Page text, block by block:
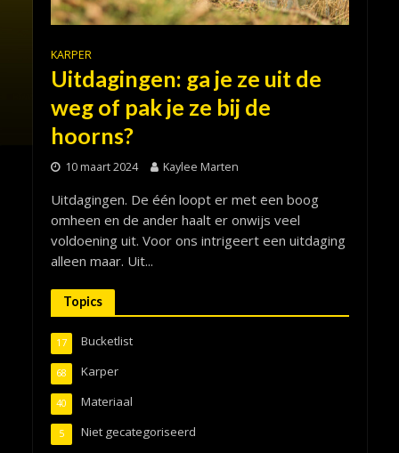
KARPER
Uitdagingen: ga je ze uit de
weg of pak je ze bij de
hoorns?
10 maart 2024 Kaylee Marten
Uitdagingen. De één loopt er met een boog
omheen en de ander haalt er onwijs veel
voldoening uit. Voor ons intrigeert een uitdaging
alleen maar. Uit...
Topics
Bucketlist
17
Karper
68
Materiaal
40
Niet gecategoriseerd
5